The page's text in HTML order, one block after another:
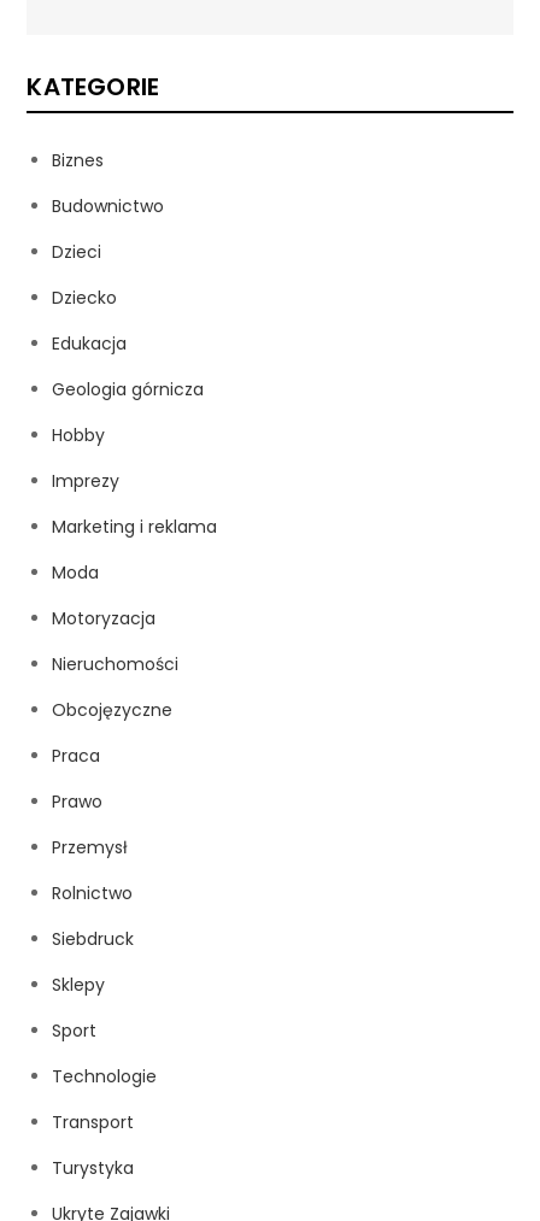
KATEGORIE
Biznes
Budownictwo
Dzieci
Dziecko
Edukacja
Geologia górnicza
Hobby
Imprezy
Marketing i reklama
Moda
Motoryzacja
Nieruchomości
Obcojęzyczne
Praca
Prawo
Przemysł
Rolnictwo
Siebdruck
Sklepy
Sport
Technologie
Transport
Turystyka
Ukryte Zajawki